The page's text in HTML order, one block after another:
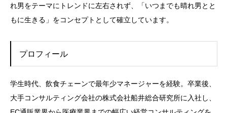
れ男をテーマにトレンドに左右されず、「いつまでも晴れ男とと
もに生きる」をコンセプトとして確立しています。
プロフィール
学生時代、飲食チェーンで最年少マネージャーを経験。卒業後、
大手コンサルティング会社の株式会社船井総合研究所に入社し、